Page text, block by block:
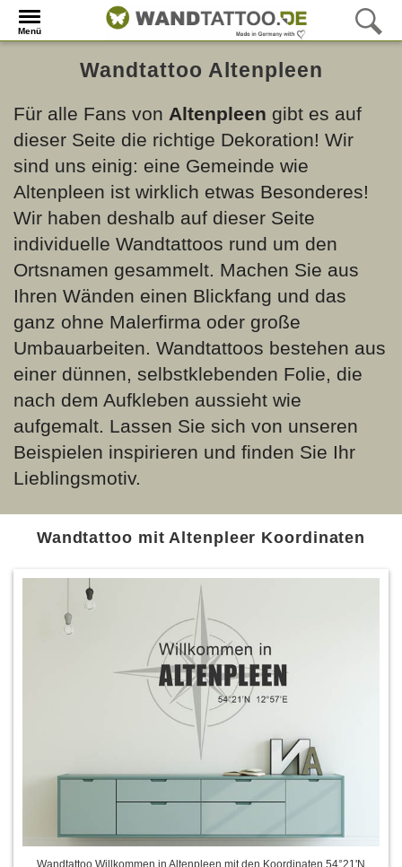
Menü
Wandtattoo Altenpleen
Für alle Fans von Altenpleen gibt es auf
dieser Seite die richtige Dekoration! Wir
sind uns einig: eine Gemeinde wie
Altenpleen ist wirklich etwas Besonderes!
Wir haben deshalb auf dieser Seite
individuelle Wandtattoos rund um den
Ortsnamen gesammelt. Machen Sie aus
Ihren Wänden einen Blickfang und das
ganz ohne Malerfirma oder große
Umbauarbeiten. Wandtattoos bestehen aus
einer dünnen, selbstklebenden Folie, die
nach dem Aufkleben aussieht wie
aufgemalt. Lassen Sie sich von unseren
Beispielen inspirieren und finden Sie Ihr
Lieblingsmotiv.
Wandtattoo mit Altenpleer Koordinaten
Wandtattoo Willkommen in Altenpleen mit den Koordinaten 54°21'N